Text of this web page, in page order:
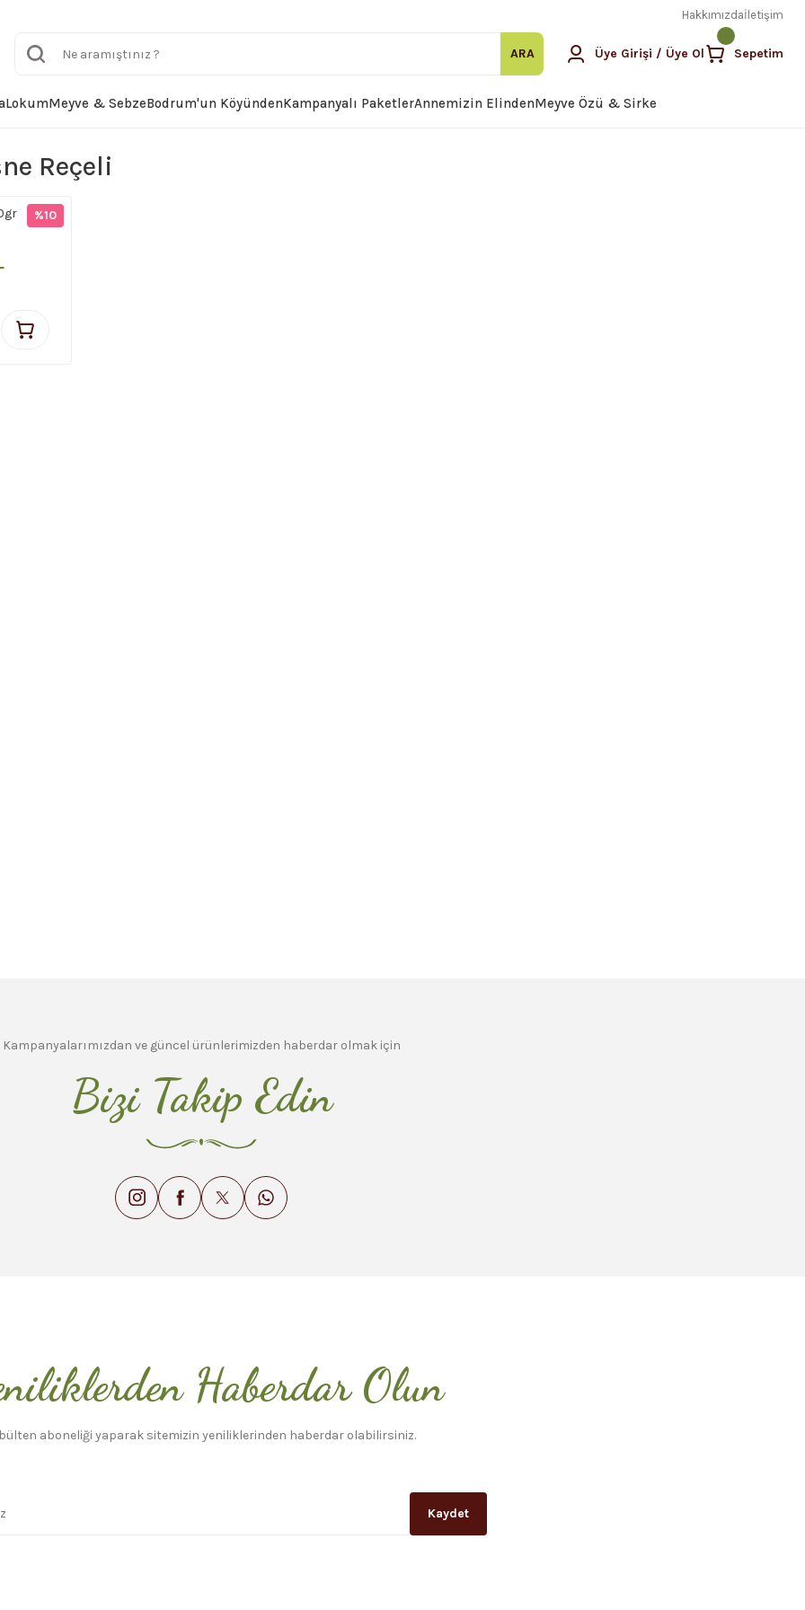
Hakkımızdaİletişim
ARA Üye Girişi / Üye Ol Sepetim
LokumMeyve & SebzeBodrum'un KöyündenKampanyalı PaketlerAnnemizin ElindenMeyve Özü & Sirke
Reçeli
%10
Kampanyalarımızdan ve güncel ürünlerimizden haberdar olmak için
Bizi Takip Edin
Haberdar Olun
aboneliği yaparak sitemizin yeniliklerinden haberdar olabilirsiniz.
Kaydet